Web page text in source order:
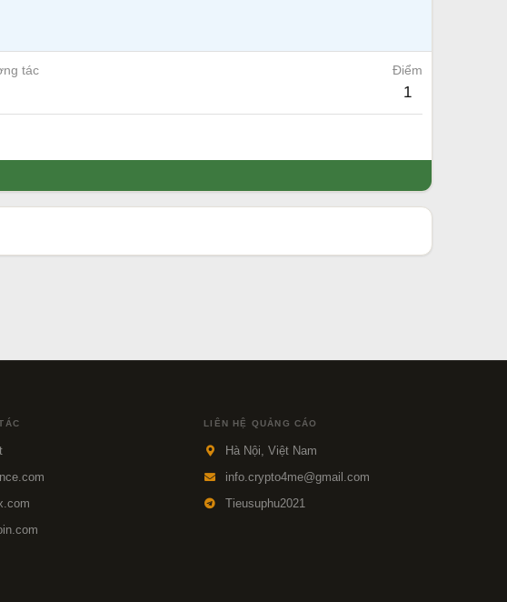
tác Điểm
1
LIÊN HỆ QUẢNG CÁO
Hà Nội, Việt Nam
info.crypto4me@gmail.com
Tieusuphu2021